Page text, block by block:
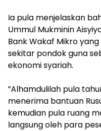
​Ia pula menjelaskan
Ummul Mukminin
Bank Wakaf Mikro
sekitar pondok guna
ekonomi syariah.
​”Alhamdulilah pula
menerima bantuan
kemudian pula ruang
langsung oleh para